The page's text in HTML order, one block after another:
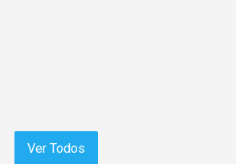
Ver Todos